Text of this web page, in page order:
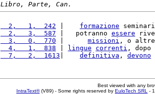
Libro, Parte, Can.
  2,   1,  242
formazione
  2,   3,  587
|   potranno essere
  3,   0,  770
missioni , o
  4,   1,  838
lingue correnti ,
  7,   2,  1613
definitiva , devono
Best viewed with any
IntraText®(V89) - Some rights reserved by EuloTech SRL -